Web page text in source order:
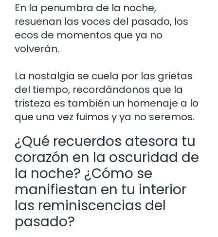
En la penumbra de la noche,
resuenan las voces del pasado, los
ecos de momentos que ya no
volverán.
La nostalgia se cuela por las grietas
del tiempo, recordándonos que la
tristeza es también un homenaje a lo
que una vez fuimos y ya no seremos.
¿Qué recuerdos atesora tu
corazón en la oscuridad de
la noche? ¿Cómo se
manifiestan en tu interior
las reminiscencias del
pasado?